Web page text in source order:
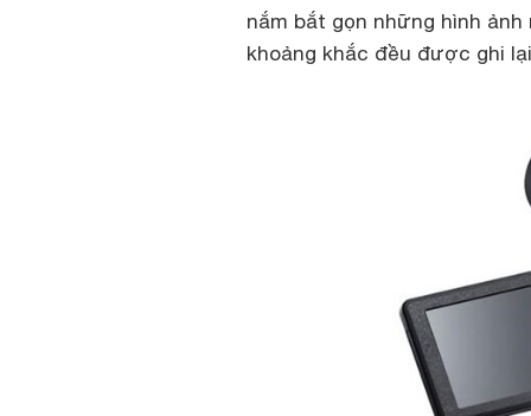
nắm bắt gọn những hình
khoảng khắc đều được ghi